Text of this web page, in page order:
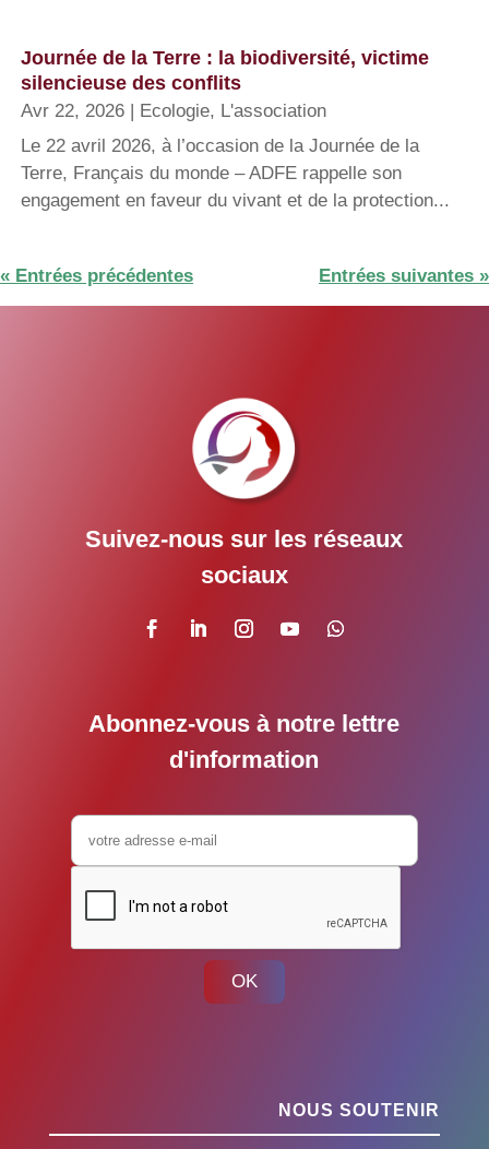
Journée de la Terre : la biodiversité, victime
silencieuse des conflits
Avr 22, 2026 Ecologie, L'association
Le 22 avril 2026, à l’occasion de la Journée de la
Terre, Français du monde – ADFE rappelle son
engagement en faveur du vivant et de la protection...
« Entrées précédentes Entrées suivantes »
Suivez-nous sur les réseaux
sociaux
Abonnez-vous à notre lettre
d'information
OK
NOUS SOUTENIR